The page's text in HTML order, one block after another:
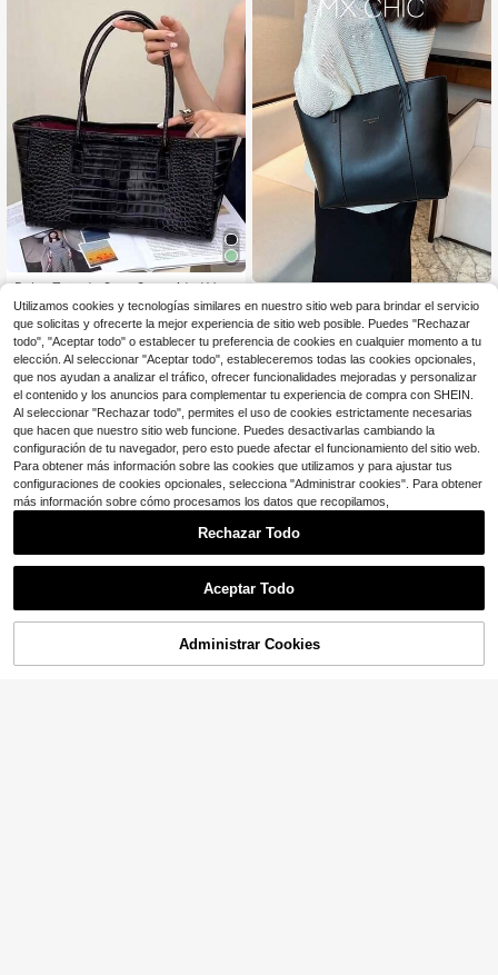
Bolso Tote de Gran Capacidad Verd
e con Relieve de Cocodrilo para Mu
jer, Nuevo Estilo 2026, Bolso de Luj
o de Nicho de Alta Gama
$40.70 -11%
relieve tipo lichí y dije, el bolso perf
ecto para la oficina y el trabajo para
mujeres, regalos para el Día de la M
adre, regalos para mamá, artículos
esenciales de mamá, bolso de mam
á para salir, bolso de trabajo de y bo
lso casual de negocios para mujere
s, ideal para la oficina, los negocios
y el trabajo, bolso de trabajo de par
a mujeres, ideal para la elegancia c
otidiana y ocasiones especiales, bo
lsos de trabajo llamativos para muje
res
$14.57 -62%
COMPRA AHORA AÑADIR A LA BOLSA
Utilizamos cookies y tecnologías similares en nuestro sitio web para brindar el servicio
que solicitas y ofrecerte la mejor experiencia de sitio web posible. Puedes "Rechazar
todo", "Aceptar todo" o establecer tu preferencia de cookies en cualquier momento a tu
elección. Al seleccionar "Aceptar todo", estableceremos todas las cookies opcionales,
que nos ayudan a analizar el tráfico, ofrecer funcionalidades mejoradas y personalizar
el contenido y los anuncios para complementar tu experiencia de compra con SHEIN.
Al seleccionar "Rechazar todo", permites el uso de cookies estrictamente necesarias
que hacen que nuestro sitio web funcione. Puedes desactivarlas cambiando la
configuración de tu navegador, pero esto puede afectar el funcionamiento del sitio web.
Para obtener más información sobre las cookies que utilizamos y para ajustar tus
configuraciones de cookies opcionales, selecciona "Administrar cookies". Para obtener
más información sobre cómo procesamos los datos que recopilamos,
Rechazar Todo
Aceptar Todo
Administrar Cookies